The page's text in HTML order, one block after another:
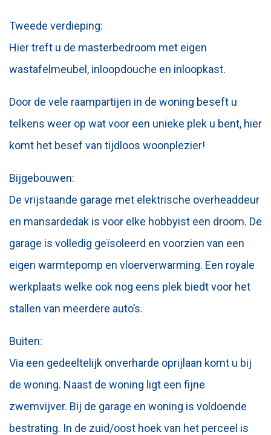
Tweede verdieping:
Hier treft u de masterbedroom met eigen
wastafelmeubel, inloopdouche en inloopkast.
Door de vele raampartijen in de woning beseft u
telkens weer op wat voor een unieke plek u bent, hier
komt het besef van tijdloos woonplezier!
Bijgebouwen:
De vrijstaande garage met elektrische overheaddeur
en mansardedak is voor elke hobbyist een droom. De
garage is volledig geïsoleerd en voorzien van een
eigen warmtepomp en vloerverwarming. Een royale
werkplaats welke ook nog eens plek biedt voor het
stallen van meerdere auto’s.
Buiten:
Via een gedeeltelijk onverharde oprijlaan komt u bij
de woning. Naast de woning ligt een fijne
zwemvijver. Bij de garage en woning is voldoende
bestrating. In de zuid/oost hoek van het perceel is